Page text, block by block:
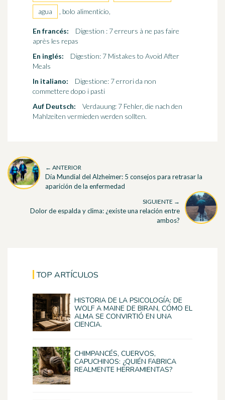
agua
, bolo alimenticio,
En francés:
Digestion : 7 erreurs à ne pas faire
après les repas
En inglés:
Digestion: 7 Mistakes to Avoid After
Meals
In italiano:
Digestione: 7 errori da non
commettere dopo i pasti
Auf Deutsch:
Verdauung: 7 Fehler, die nach den
Mahlzeiten vermieden werden sollten.
← ANTERIOR
Día Mundial del Alzheimer: 5 consejos para retrasar la
aparición de la enfermedad
SIGUIENTE →
Dolor de espalda y clima: ¿existe una relación entre
ambos?
TOP ARTÍCULOS
HISTORIA DE LA PSICOLOGÍA: DE
WOLF A MAINE DE BIRAN, CÓMO EL
ALMA SE CONVIRTIÓ EN UNA
CIENCIA.
CHIMPANCÉS, CUERVOS,
CAPUCHINOS: ¿QUIÉN FABRICA
REALMENTE HERRAMIENTAS?